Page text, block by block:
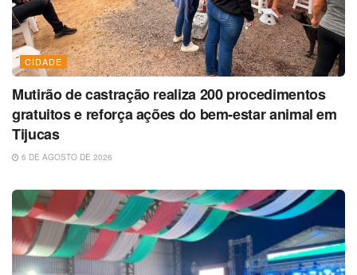
CIDADE
Mutirão de castração realiza 200 procedimentos
gratuitos e reforça ações do bem-estar animal em
Tijucas
6 DE AGOSTO DE 2026